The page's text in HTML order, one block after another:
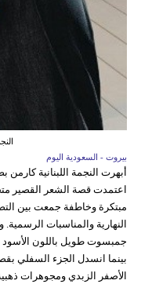
بيروت - السعودية اليوم
أبهرت النجمة اللبنانية
اعتمدت قصة الشعر القصير
مبتكرة وخاطفة جمعت بين
النهارية والمناسبات
جمبسوت طويل باللون الأسود
بينما انسدل الجزء السفلي
الأصفر الزبدي ومجوهرات